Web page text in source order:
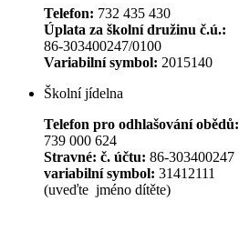
Telefon: 732 435 430
Úplata za školní družinu č.ú.:
86-303400247/0100
Variabilní symbol: 2015140
Školní jídelna
Telefon pro odhlašování obědů:
739 000 624
Stravné: č. účtu: 86-303400247
variabilní symbol: 31412111
(uveďte jméno dítěte)